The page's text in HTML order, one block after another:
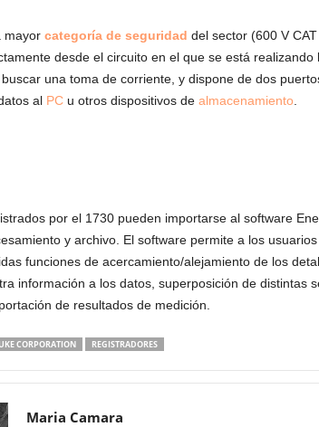
mayor categoría de seguridad del sector (600 V
desde el circuito en el que se está realizando
una toma de corriente, y dispone de dos
al PCu otros dispositivos de almacenamiento.
por el 1730 pueden importarse al software
y archivo. El software permite a los
funciones de acercamiento/alejamiento de los
información a los datos, superposición de distintas
de resultados de medición.
CORPORATION REGISTRADORES
Maria Camara